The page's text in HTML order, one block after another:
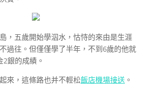
，五歲開始學泅水，怙恃的來由是生涯
過往。但僅僅學了半年，不到6歲的他就
銀的成績。
來，這條路也并不輕松飯店機場接送 。